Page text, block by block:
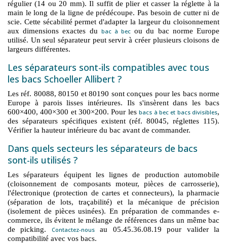
régulier (14 ou 20 mm). Il suffit de plier et casser la réglette à la
main le long de la ligne de prédécoupe. Pas besoin de cutter ni de
scie. Cette sécabilité permet d'adapter la largeur du cloisonnement
aux dimensions exactes du bac à bec ou du bac norme Europe
utilisé. Un seul séparateur peut servir à créer plusieurs cloisons de
largeurs différentes.
Les séparateurs sont-ils compatibles avec tous
les bacs Schoeller Allibert ?
Les réf. 80088, 80150 et 80190 sont conçues pour les bacs norme
Europe à parois lisses intérieures. Ils s'insèrent dans les bacs
600×400, 400×300 et 300×200. Pour lesbacs à bec et bacs divisibles,
des séparateurs spécifiques existent (réf. 80045, réglettes 115).
Vérifier la hauteur intérieure du bac avant de commander.
Dans quels secteurs les séparateurs de bacs
sont-ils utilisés ?
Les séparateurs équipent les lignes de production automobile
(cloisonnement de composants moteur, pièces de carrosserie),
l'électronique (protection de cartes et connecteurs), la pharmacie
(séparation de lots, traçabilité) et la mécanique de précision
(isolement de pièces usinées). En préparation de commandes e-
commerce, ils évitent le mélange de références dans un même bac
de picking. Contactez-nousau 05.45.36.08.19 pour valider la
compatibilité avec vos bacs.